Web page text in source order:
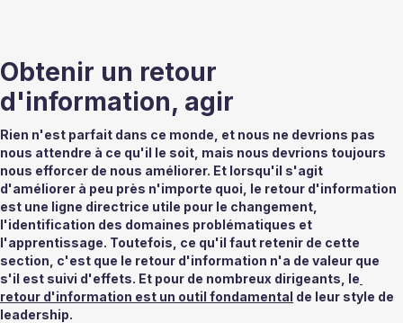
Obtenir un retour
d'information, agir
Rien n'est parfait dans ce monde, et nous ne devrions pas
nous attendre à ce qu'il le soit, mais nous devrions toujours
nous efforcer de nous améliorer. Et lorsqu'il s'agit
d'améliorer à peu près n'importe quoi, le retour d'information
est une ligne directrice utile pour le changement,
l'identification des domaines problématiques et
l'apprentissage. Toutefois, ce qu'il faut retenir de cette
section, c'est que le retour d'information n'a de valeur que
s'il est suivi d'effets. Et pour de nombreux dirigeants, le
retour d'information est un outil fondamental de leur style de
leadership.